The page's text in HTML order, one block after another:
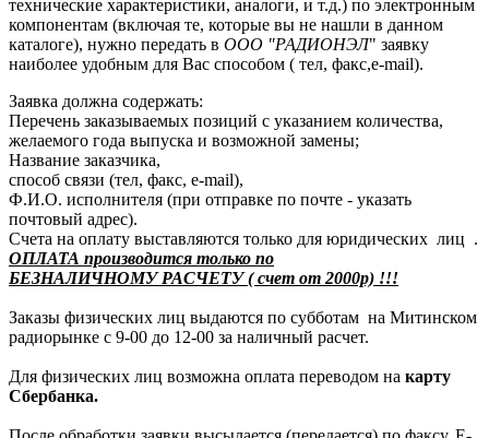
технические характеристики, аналоги, и т.д.) по электронным
компонентам (включая те, которые вы не нашли в данном
каталоге), нужно передать в ООО "РАДИОНЭЛ" заявку
наиболее удобным для Вас способом ( тел, факс,e-mail).
Заявка должна содержать:
Перечень заказываемых позиций с указанием количества,
желаемого года выпуска и возможной замены;
Название заказчика,
способ связи (тел, факс, e-mail),
Ф.И.О. исполнителя (при отправке по почте - указать
почтовый адрес).
Счета на оплату выставляются только для юридических лиц .
ОПЛАТА производится только по
БЕЗНАЛИЧНОМУ РАСЧЕТУ ( счет от 2000р) !!!
Заказы физических лиц выдаются по субботам на Митинском
радиорынке с 9-00 до 12-00 за наличный расчет.
Для физических лиц возможна оплата переводом на карту
Сбербанка.